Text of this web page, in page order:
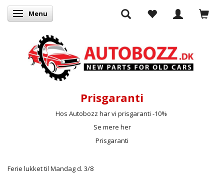
Skifte navigation
Menu
Prisgaranti
Hos Autobozz har vi prisgaranti -10%
Se mere her
Prisgaranti
Ferie lukket til Mandag d. 3/8